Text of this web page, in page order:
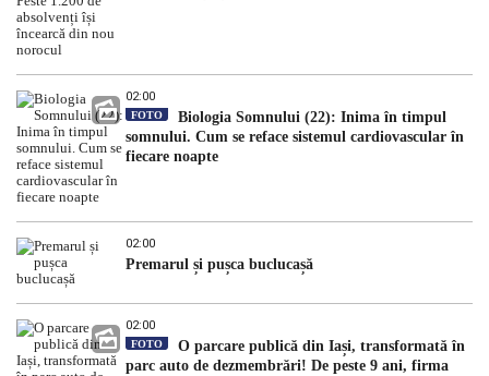
02:00
FOTO
Biologia Somnului (22): Inima în timpul
somnului. Cum se reface sistemul cardiovascular în
fiecare noapte
02:00
Premarul și pușca buclucașă
02:00
FOTO
O parcare publică din Iași, transformată în
parc auto de dezmembrări! De peste 9 ani, firma